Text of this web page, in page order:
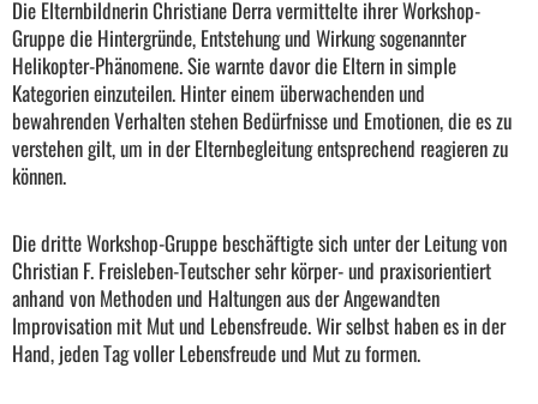
Die Elternbildnerin Christiane Derra vermittelte ihrer Workshop-
Gruppe die Hintergründe, Entstehung und Wirkung sogenannter
Helikopter-Phänomene. Sie warnte davor die Eltern in simple
Kategorien einzuteilen. Hinter einem überwachenden und
bewahrenden Verhalten stehen Bedürfnisse und Emotionen, die es zu
verstehen gilt, um in der Elternbegleitung entsprechend reagieren zu
können.
Die dritte Workshop-Gruppe beschäftigte sich unter der Leitung von
Christian F. Freisleben-Teutscher sehr körper- und praxisorientiert
anhand von Methoden und Haltungen aus der Angewandten
Improvisation mit Mut und Lebensfreude. Wir selbst haben es in der
Hand, jeden Tag voller Lebensfreude und Mut zu formen.